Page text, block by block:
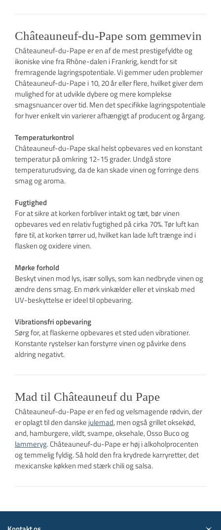
Châteauneuf-du-Pape som gemmevin
Châteauneuf-du-Pape er en af de mest prestigefyldte og
ikoniske vine fra Rhône-dalen i Frankrig, kendt for sit
fremragende lagringspotentiale. Vi gemmer uden problemer
Châteauneuf-du-Pape i 10, 20 år eller flere, hvilket giver dem
mulighed for at udvikle dybere og mere komplekse
smagsnuancer over tid. Men det specifikke lagringspotentiale
for hver enkelt vin varierer afhængigt af producent og årgang.
Temperaturkontrol
Châteauneuf-du-Pape skal helst opbevares ved en konstant
temperatur på omkring 12-15 grader. Undgå store
temperaturudsving, da de kan skade vinen og forringe dens
smag og aroma.
Fugtighed
For at sikre at korken forbliver intakt og tæt, bør vinen
opbevares ved en relativ fugtighed på cirka 70%. Tør luft kan
føre til, at korken tørrer ud, hvilket kan lade luft trænge ind i
flasken og oxidere vinen.
Mørke forhold
Beskyt vinen mod lys, især sollys, som kan nedbryde vinen og
ændre dens smag. En mørk vinkælder eller et vinskab med
UV-beskyttelse er ideel til opbevaring.
Vibrationsfri opbevaring
Sørg for, at flaskerne opbevares et sted uden vibrationer.
Konstante rystelser kan forstyrre vinen og påvirke dens
aldring negativt.
Mad til Châteauneuf du Pape
Châteauneuf-du-Pape er en fed og velsmagende rødvin, der
er oplagt til den danske julemad, men også grillet oksekød,
and, hamburgere, vildt, svampe, oksehale, Osso Buco og
lammeryg. Châteauneuf-du-Pape er høj i alkoholprocenten
og temmelig fyldig. Så hold den fra krydrede karryretter, det
mexicanske køkken med stærk chili og salsa.